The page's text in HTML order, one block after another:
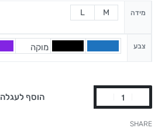
מידה M
L
צבע מוקה
הוסף לעגלה
SHARE